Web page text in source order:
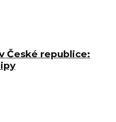
České republice: